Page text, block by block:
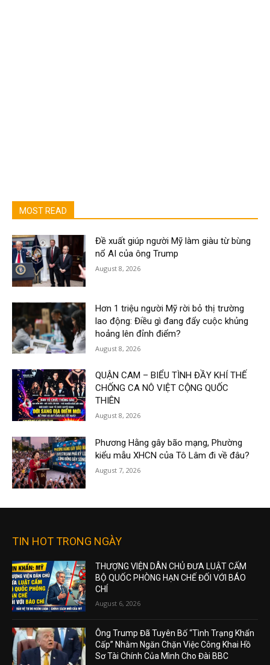
MOST READ
Đề xuất giúp người Mỹ làm giàu từ bùng
nổ AI của ông Trump
August 8, 2026
Hơn 1 triệu người Mỹ rời bỏ thị trường
lao động: Điều gì đang đẩy cuộc khủng
hoảng lên đỉnh điểm?
August 8, 2026
QUẬN CAM – BIỂU TÌNH ĐẦY KHÍ THẾ
CHỐNG CA NÔ VIỆT CỘNG QUỐC
THIÊN
August 8, 2026
Phương Hằng gây bão mạng, Phường
kiểu mẫu XHCN của Tô Lâm đi về đâu?
August 7, 2026
TIN HOT TRONG NGÀY
THƯỢNG VIỆN DÂN CHỦ ĐƯA LUẬT CẤM
BỘ QUỐC PHÒNG HẠN CHẾ ĐỐI VỚI BÁO
CHÍ
August 6, 2026
Ông Trump Đã Tuyên Bố “Tình Trạng Khẩn
Cấp” Nhằm Ngăn Chặn Việc Công Khai Hồ
Sơ Tài Chính Của Mình Cho Đài BBC